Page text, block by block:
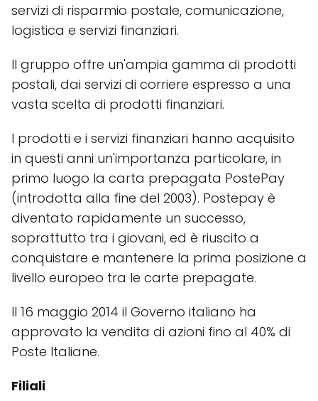
servizi di risparmio postale, comunicazione,
logistica e servizi finanziari.
Il gruppo offre un'ampia gamma di prodotti
postali, dai servizi di corriere espresso a una
vasta scelta di prodotti finanziari.
I prodotti e i servizi finanziari hanno acquisito
in questi anni un'importanza particolare, in
primo luogo la carta prepagata PostePay
(introdotta alla fine del 2003). Postepay è
diventato rapidamente un successo,
soprattutto tra i giovani, ed è riuscito a
conquistare e mantenere la prima posizione a
livello europeo tra le carte prepagate.
Il 16 maggio 2014 il Governo italiano ha
approvato la vendita di azioni fino al 40% di
Poste Italiane.
Filiali